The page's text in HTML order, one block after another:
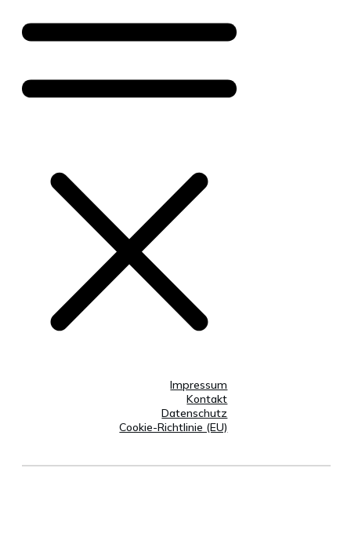
Impressum
Kontakt
Datenschutz
Cookie-Richtlinie (EU)